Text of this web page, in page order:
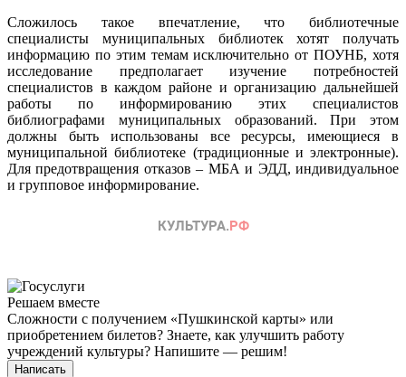
Сложилось такое впечатление, что библиотечные
специалисты муниципальных библиотек хотят получать
информацию по этим темам исключительно от ПОУНБ, хотя
исследование предполагает изучение потребностей
специалистов в каждом районе и организацию дальнейшей
работы по информированию этих специалистов
библиографами муниципальных образований. При этом
должны быть использованы все ресурсы, имеющиеся в
муниципальной библиотеке (традиционные и электронные).
Для предотвращения отказов – МБА и ЭДД, индивидуальное
и групповое информирование.
Решаем вместе
Сложности с получением «Пушкинской карты» или
приобретением билетов? Знаете, как улучшить работу
учреждений культуры? Напишите — решим!
Написать